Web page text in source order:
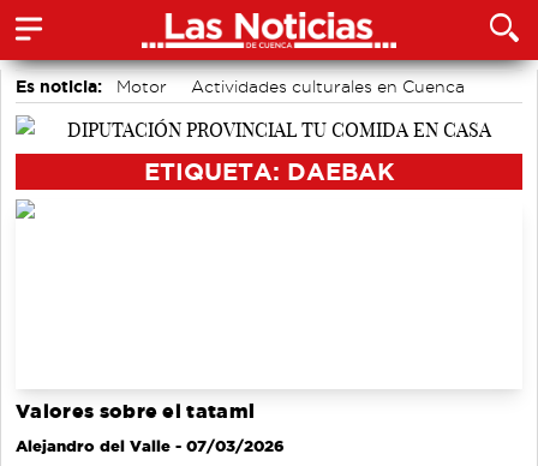
Es noticia: Motor
Actividades culturales en Cuenca
Medio Ambiente
ETIQUETA: DAEBAK
Valores sobre el tatami
Alejandro del Valle - 07/03/2026